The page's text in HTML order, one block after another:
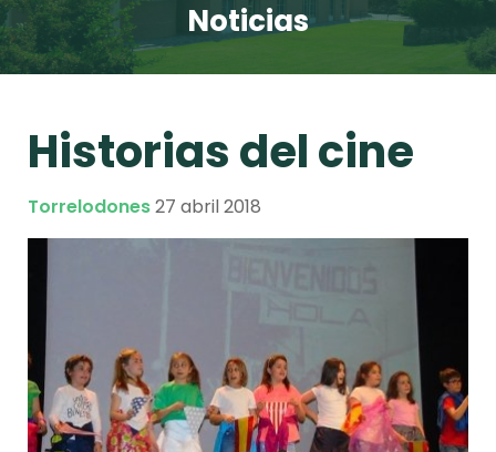
Noticias
Historias del cine
Torrelodones27 abril 2018